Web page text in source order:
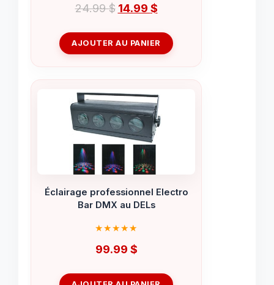
24.99$ Le
initial
24.99 $.
14.99 $Le
actuel
14.99 $.
AJOUTER AU PANIER
Éclairage professionnel Electro
Bar DMX au DELs
99.99 $